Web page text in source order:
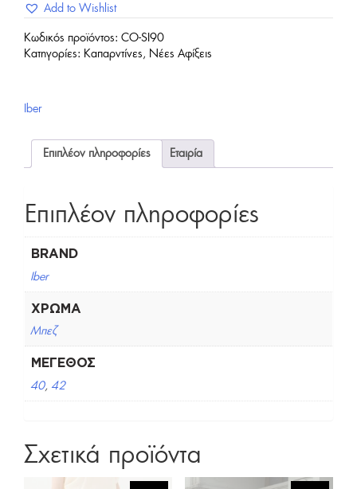
Add to Wishlist
Κωδικός προϊόντος: CO-SI90
Κατηγορίες: Καπαρντίνες , Νέες Αφίξεις
Iber
Επιπλέον πληροφορίες Εταιρία
Επιπλέον πληροφορίες
BRAND
Iber
ΧΡΏΜΑ
Μπεζ
ΜΈΓΕΘΟΣ
40, 42
Σχετικά προϊόντα